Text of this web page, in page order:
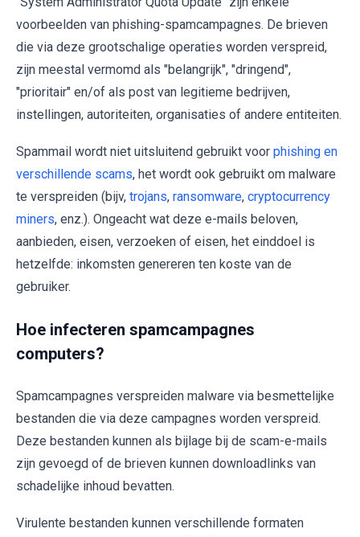
voorbeelden van phishing-spamcampagnes. De brieven
die via deze grootschalige operaties worden verspreid,
zijn meestal vermomd als "belangrijk", "dringend",
"prioritair" en/of als post van legitieme bedrijven,
instellingen, autoriteiten, organisaties of andere entiteiten.
Spammail wordt niet uitsluitend gebruikt voor phishing en
verschillende scams, het wordt ook gebruikt om malware
te verspreiden (bijv, trojans, ransomware, cryptocurrency
miners, enz.). Ongeacht wat deze e-mails beloven,
aanbieden, eisen, verzoeken of eisen, het einddoel is
hetzelfde: inkomsten genereren ten koste van de
gebruiker.
Hoe infecteren spamcampagnes
computers?
Spamcampagnes verspreiden malware via besmettelijke
bestanden die via deze campagnes worden verspreid.
Deze bestanden kunnen als bijlage bij de scam-e-mails
zijn gevoegd of de brieven kunnen downloadlinks van
schadelijke inhoud bevatten.
Virulente bestanden kunnen verschillende formaten